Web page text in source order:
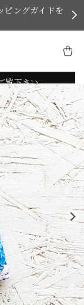
ピングガイドを
覧下さい。